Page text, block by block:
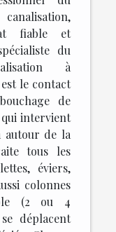
fiable et
du
à
le contact
de
intervient
autour de la
tous les
éviers,
colonnes
(2 ou 4
déplacent